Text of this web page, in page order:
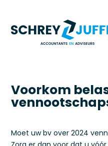
Voorkom
Moet uw bv over 2024